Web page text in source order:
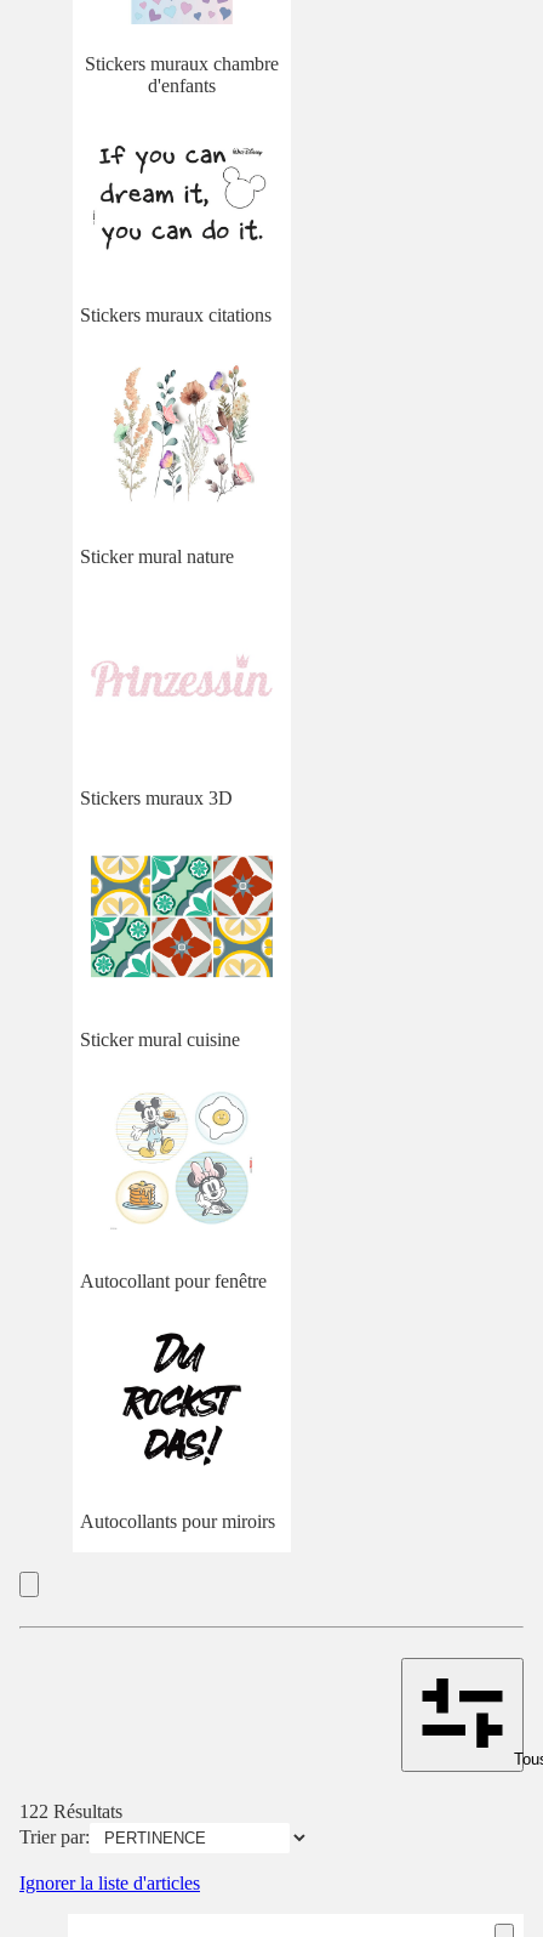
Stickers muraux chambre
d'enfants
Stickers muraux citations
Sticker mural nature
Stickers muraux 3D
Sticker mural cuisine
Autocollant pour fenêtre
Autocollants pour miroirs
122 Résultats
Trier par:
Ignorer la liste d'articles